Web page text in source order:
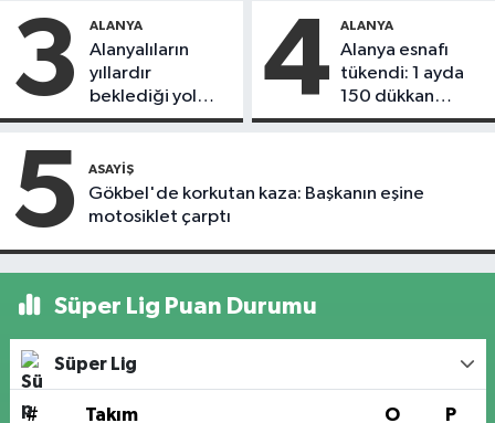
3 ALANYA
Alanyalıların
yıllardır
beklediği yol
askıdan döndü
4 ALANYA
Alanya esnafı
tükendi: 1 ayda
150 dükkan
kapandı
5 ASAYIŞ
Gökbel'de korkutan kaza: Başkanın eşine
motosiklet çarptı
Süper Lig Puan Durumu
Süper Lig
# Takım O P